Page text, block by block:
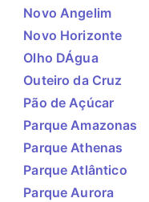
Novo Angelim
Novo Horizonte
Olho DÁgua
Outeiro da Cruz
Pão de Açúcar
Parque Amazonas
Parque Athenas
Parque Atlântico
Parque Aurora